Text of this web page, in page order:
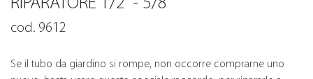
cod. 9612
Se il tubo da giardino si rompe, non occorre comprarne uno